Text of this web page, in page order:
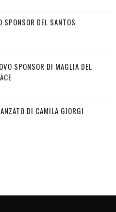
SPONSOR DEL SANTOS
SPONSOR DI MAGLIA DEL
DI CAMILA GIORGI